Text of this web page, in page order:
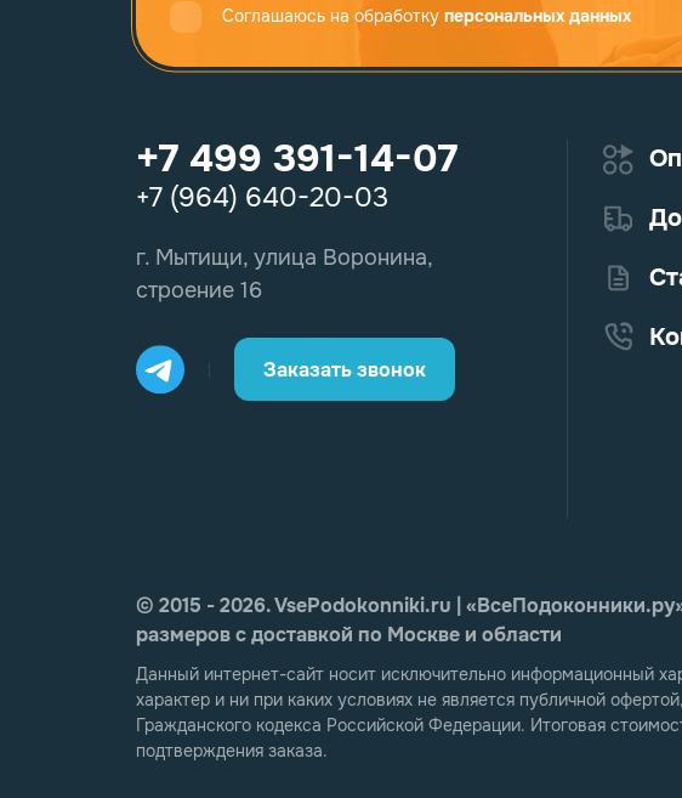
Соглашаюсь на обработку персональных данных
+7 499 391-14-07
+7 (964) 640-20-03
г. Мытищи, улица Воронина,
строение 16
Заказать звонок
© 2015 - 2026. VsePodokonniki.ru |
размеров с доставкой по Москве и области
Данный интернет-сайт носит исключительно информационный
характер и ни при каких условиях не является публичной
Гражданского кодекса Российской Федерации. Итоговая
подтверждения заказа.